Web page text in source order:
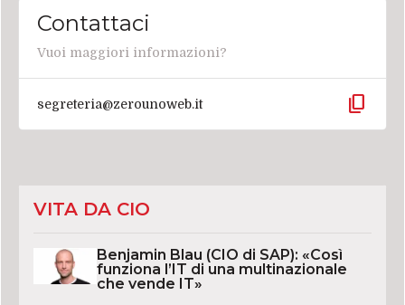
Contattaci
Vuoi maggiori informazioni?
segreteria@zerounoweb.it content_copy
VITA DA CIO
Benjamin Blau (CIO di SAP): «Così
funziona l’IT di una multinazionale
che vende IT»